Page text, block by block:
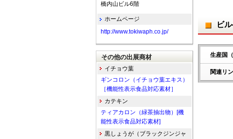
ビ
生産国
関連リ
橋内山ビル6階
ホームページ
http://www.tokiwaph.co.jp/
その他の出展商材
イチョウ葉
ギンコロン（イチョウ葉エキス）
［機能性表示食品対応素材］
カテキン
ティアカロン（緑茶抽出物）[機
能性表示食品対応素材]
黒しょうが（ブラックジンジャ